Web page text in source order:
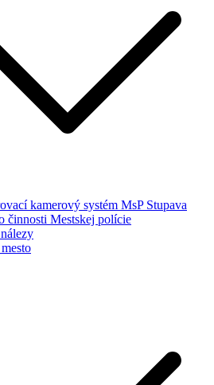
kamerový systém MsP Stupava
činnosti Mestskej polície